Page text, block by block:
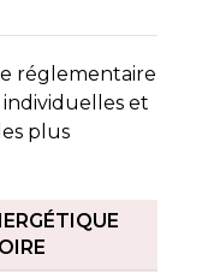
réglementaire
individuelles et
plus